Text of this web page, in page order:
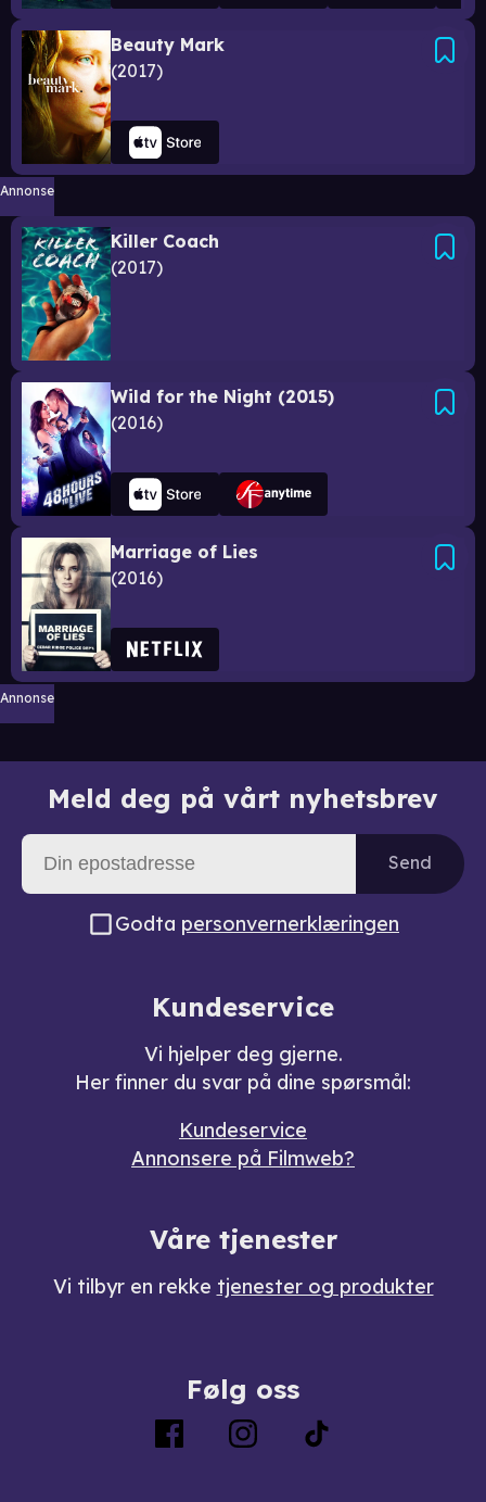
Beauty Mark
2017
Annonse
Killer Coach
2017
Wild for the Night (2015)
2016
Marriage of Lies
2016
Annonse
Meld deg på vårt nyhetsbrev
Send
Godta personvernerklæringen
Kundeservice
Vi hjelper deg gjerne.
Her finner du svar på dine spørsmål:
Kundeservice
Annonsere på Filmweb?
Våre tjenester
Vi tilbyr en rekke tjenester og produkter
Følg oss